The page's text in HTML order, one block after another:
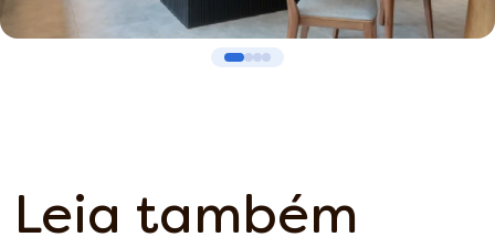
Leia também